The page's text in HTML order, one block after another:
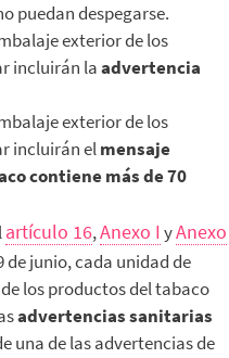
puedan despegarse.
exterior de los
incluirán laadvertencia
exterior de los
incluirán elmensaje
contiene más de 70
artículo 16,Anexo I yAnexo
de junio, cada unidad de
los productos del tabaco
advertencias sanitarias
una de las advertencias de